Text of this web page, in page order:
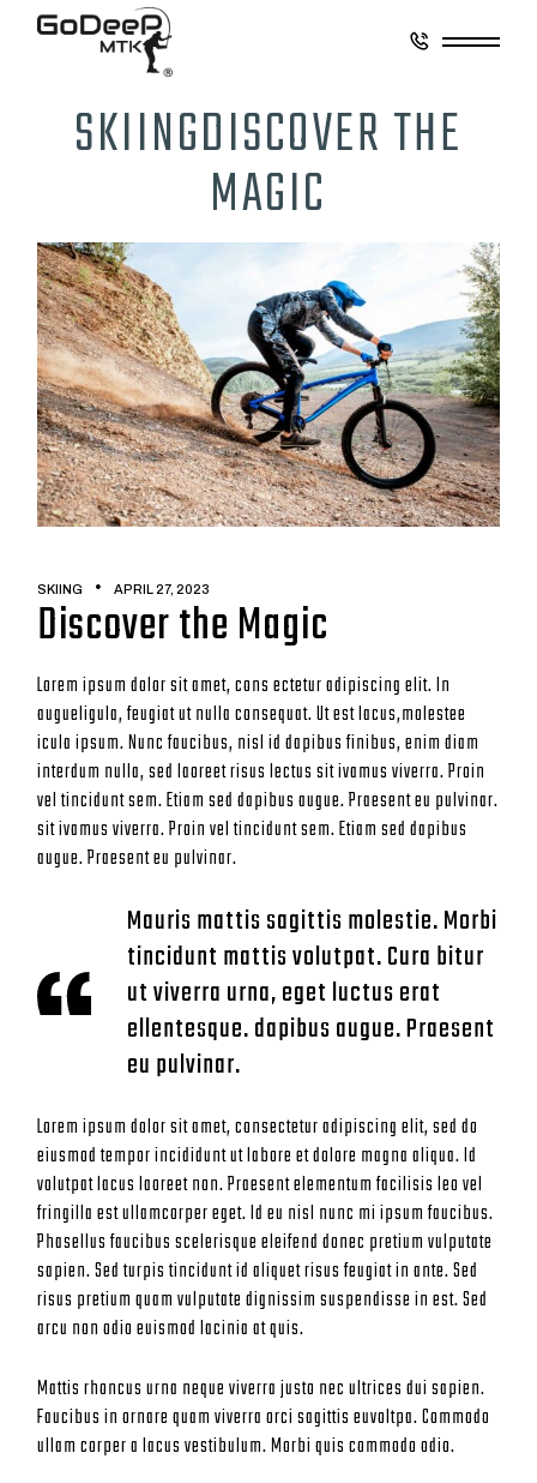
SKIINGDISCOVER THE
MAGIC
SKIING APRIL 27, 2023
Discover the Magic
Lorem ipsum dolor sit amet, cons ectetur adipiscing elit. In
augueligula, feugiat ut nulla consequat. Ut est lacus,molestee
icula ipsum. Nunc faucibus, nisl id dapibus finibus, enim diam
interdum nulla, sed laoreet risus lectus sit ivamus viverra. Proin
vel tincidunt sem. Etiam sed dapibus augue. Praesent eu pulvinar.
sit ivamus viverra. Proin vel tincidunt sem. Etiam sed dapibus
augue. Praesent eu pulvinar.
Mauris mattis sagittis molestie. Morbi
tincidunt mattis volutpat. Cura bitur
ut viverra urna, eget luctus erat
ellentesque. dapibus augue. Praesent
eu pulvinar.
Lorem ipsum dolor sit amet, consectetur adipiscing elit, sed do
eiusmod tempor incididunt ut labore et dolore magna aliqua. Id
volutpat lacus laoreet non. Praesent elementum facilisis leo vel
fringilla est ullamcorper eget. Id eu nisl nunc mi ipsum faucibus.
Phasellus faucibus scelerisque eleifend donec pretium vulputate
sapien. Sed turpis tincidunt id aliquet risus feugiat in ante. Sed
risus pretium quam vulputate dignissim suspendisse in est. Sed
arcu non odio euismod lacinia at quis.
Mattis rhoncus urna neque viverra justo nec ultrices dui sapien.
Faucibus in ornare quam viverra orci sagittis euvoltpa. Commodo
ullam corper a lacus vestibulum. Morbi quis commodo odio.